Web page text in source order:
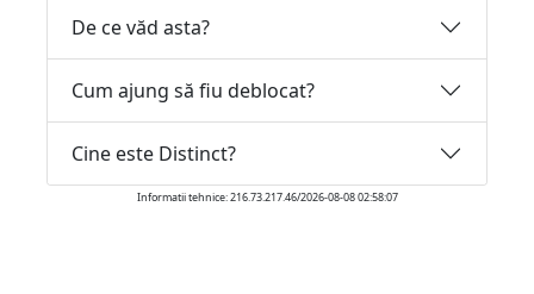
De ce văd asta?
Cum ajung să fiu deblocat?
Cine este Distinct?
Informatii tehnice: 216.73.217.46/2026-08-08 02:58:07